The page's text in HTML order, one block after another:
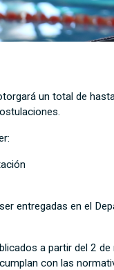
un total de
entregadas en el
a partir del 2
con las